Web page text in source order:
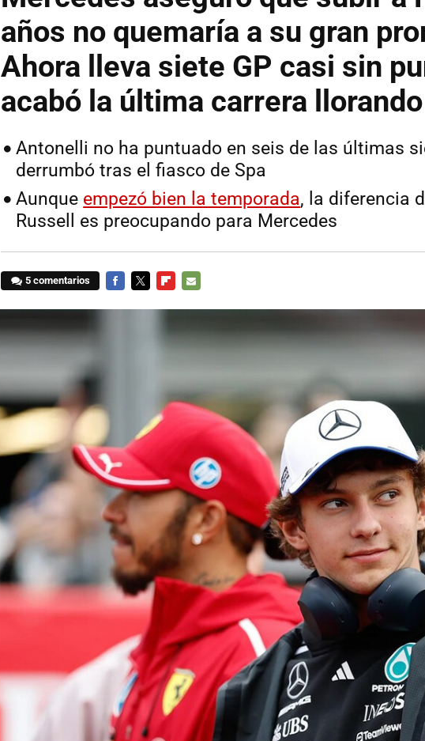
años no quemaría a su gran
Ahora lleva siete GP casi sin
acabó la última carrera llorando
Antonelli no ha puntuado en seis de las últimas
derrumbó tras el fiasco de Spa
Aunque empezó bien la temporada, la diferencia
Russell es preocupando para Mercedes
5 comentarios